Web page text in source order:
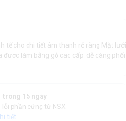
tế cho chi tiết âm thanh rỏ ràng Mặt lưới
được làm bằng gỗ cao cấp, dễ dàng phối
trong 15 ngày
lỗi phần cứng từ NSX
tiết